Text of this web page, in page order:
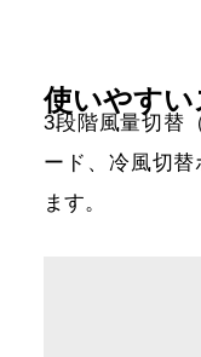
使いやす
3段階風量切替
ード、 冷風切
ます。